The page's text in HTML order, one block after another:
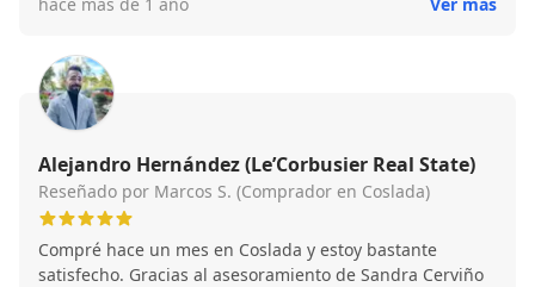
llamado Iván , que ha hecho realidad el poder realizar el
irá muy bien 😊😊
Alejandro Hernández (Le’Corbusier Real State)
Reseñado por Marcos S. (Comprador en Coslada)
Compré hace un mes en Coslada y estoy bastante
satisfecho. Gracias al asesoramiento de Sandra Cerviño